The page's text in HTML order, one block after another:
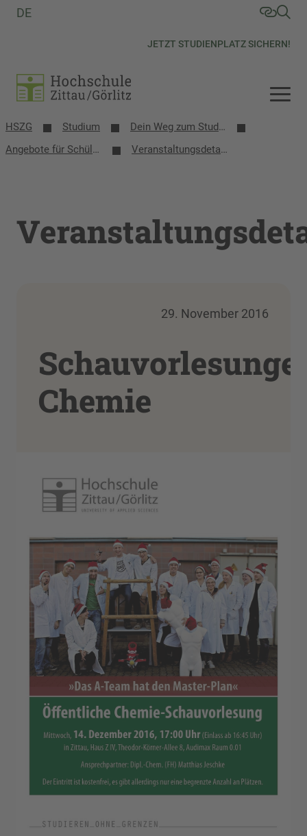
JETZT STUDIENPLATZ SICHERN!
DE
HSZG Studium
Dein Weg zum Studium
Angebote für Schülerinnen, Schüler und Schulen
Veranstaltungsdetails
29. November 2016
Chemie